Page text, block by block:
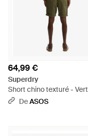
64,99 €
Superdry
Short chino texturé - Vert
DeASOS